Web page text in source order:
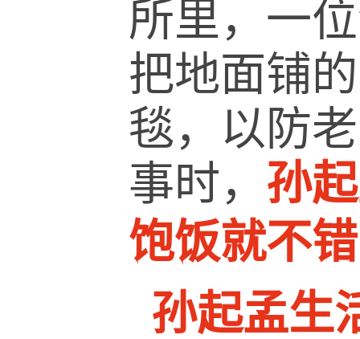
所里，一
把地面铺
毯，以防
事时， 孙
饱饭就不
孙起孟生